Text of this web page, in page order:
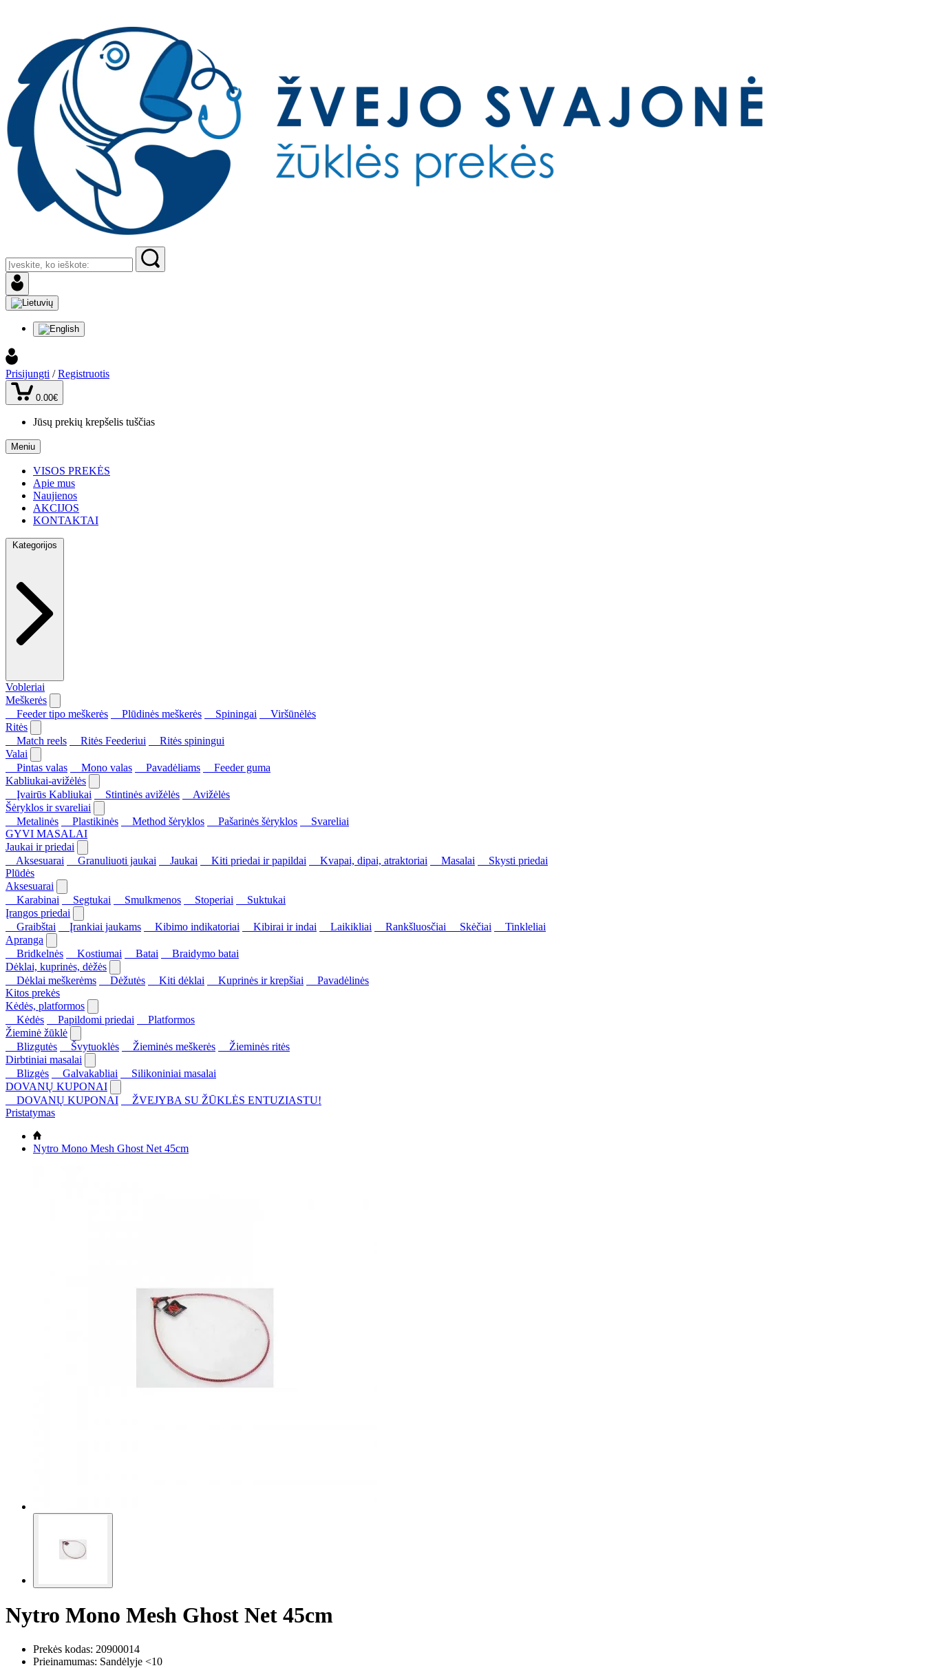
Prisijungti / Registruotis
0.00€
Jūsų prekių krepšelis tuščias
Meniu
VISOS PREKĖS
Apie mus
Naujienos
AKCIJOS
KONTAKTAI
Kategorijos
Vobleriai
Meškerės
Feeder tipo meškerės
Plūdinės meškerės Spiningai
Viršūnėlės
Ritės
Match reels
Ritės Feederiui
Ritės spiningui
Valai
Pintas valas
Mono valas Pavadėliams
Feeder guma
Kabliukai-avižėlės
Įvairūs Kabliukai
Stintinės avižėlės
Avižėlės
Šėryklos ir svareliai
Metalinės
Plastikinės Method šėryklos Pašarinės šėryklos
Svareliai
GYVI MASALAI
Jaukai ir priedai
Aksesuarai
Granuliuoti jaukai Jaukai Kiti priedai ir papildai Kvapai, dipai, atraktoriai Masalai
Skysti priedai
Plūdės
Aksesuarai
Karabinai
Segtukai Smulkmenos Stoperiai
Suktukai
Įrangos priedai
Graibštai
Įrankiai jaukams Kibimo indikatoriai Kibirai ir indai Laikikliai Rankšluosčiai Skėčiai
Tinkleliai
Apranga
Bridkelnės
Kostiumai Batai
Braidymo batai
Dėklai, kuprinės, dėžės
Dėklai meškerėms
Dėžutės Kiti dėklai Kuprinės ir krepšiai
Pavadėlinės
Kitos prekės
Kėdės, platformos
Kėdės
Papildomi priedai
Platformos
Žieminė žūklė
Blizgutės
Švytuoklės Žieminės meškerės
Žieminės ritės
Dirbtiniai masalai
Blizgės
Galvakabliai
Silikoniniai masalai
DOVANŲ KUPONAI
DOVANŲ KUPONAI
ŽVEJYBA SU ŽŪKLĖS ENTUZIASTU!
Pristatymas
Nytro Mono Mesh Ghost Net 45cm
Nytro Mono Mesh Ghost Net 45cm
Prekės kodas: 20900014
Prieinamumas: Sandėlyje <10